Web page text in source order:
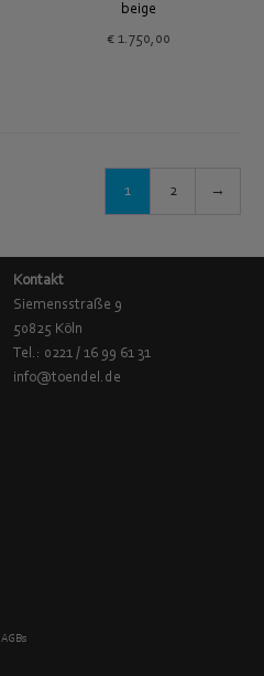
beige
€ 1.750,00
1 2 →
Kontakt
Siemensstraße 9
50825 Köln
Tel.: 0221 / 16 99 61 31
info@toendel.de
AGBs